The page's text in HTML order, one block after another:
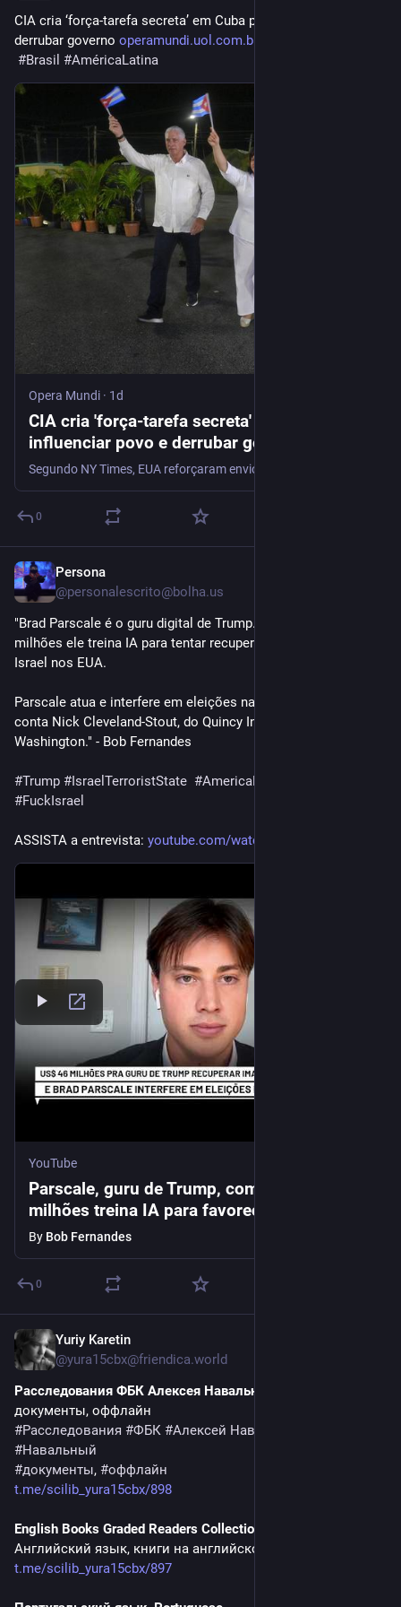
CIA cria ‘força-tarefa secreta’ em Cuba para influenciar povo e
derrubar governo operamundi.uol.com.br/estados-
#Brasil #AméricaLatina
Opera Mundi · 1d
CIA cria 'força-tarefa secreta' em Cuba para
influenciar povo e derrubar governo
0
Persona
@personalescrito@bolha.us
"Brad Parscale é o guru digital de Trump. Com US$ 46, 5
milhões ele treina IA para tentar recuperar a imagem ruim de
Israel nos EUA.
Parscale atua e interfere em eleições na América Latina,
conta Nick Cleveland-Stout, do Quincy Institute, de
Washington." - Bob Fernandes
#Trump #IsraelTerroristState #AmericaLatina
#FuckIsrael
ASSISTA a entrevista: youtube.com/watch?v=6WCYKN0vES4
YouTube
Parscale, guru de Trump, com US$ 46
milhões treina IA para favorecer Israel. E
interfere em eleições
By Bob Fernandes
0
Yuriy Karetin
@yura15cbx@friendica.world
Расследования ФБК Алексея Навального
документы, оффлайн
#Расследования #ФБК #Алексей Навальный
#Навальный
#документы, #оффлайн
t.me/scilib_yura15cbx/898
English Books Graded Readers Collection
Английский язык, книги на английском языке
t.me/scilib_yura15cbx/897